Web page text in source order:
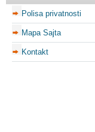
Polisa privatnosti
Mapa Sajta
Kontakt